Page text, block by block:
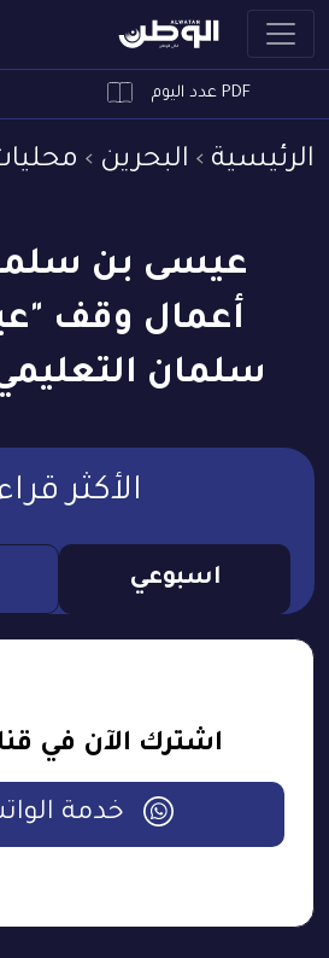
PDF عدد اليوم
الرئيسية البحرين
عيسى بن
أعمال وقف
سلمان
الأكثر
اسبوعي
اشترك الآن في
خدمة